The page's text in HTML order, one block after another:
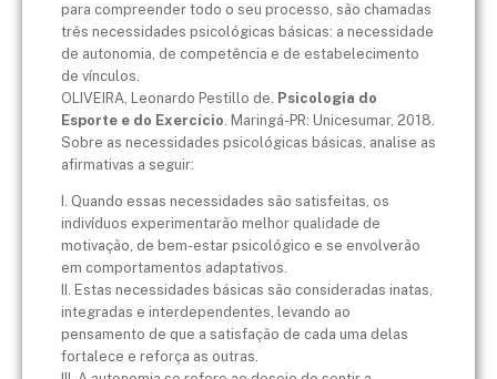
para compreender todo o seu processo, são chamadas
três necessidades psicológicas básicas: a necessidade
de autonomia, de competência e de estabelecimento
de vínculos.
OLIVEIRA, Leonardo Pestillo de. Psicologia do
Esporte e do Exercício. Maringá-PR: Unicesumar, 2018.
Sobre as necessidades psicológicas básicas, analise as
afirmativas a seguir:
I. Quando essas necessidades são satisfeitas, os
indivíduos experimentarão melhor qualidade de
motivação, de bem-estar psicológico e se envolverão
em comportamentos adaptativos.
II. Estas necessidades básicas são consideradas inatas,
integradas e interdependentes, levando ao
pensamento de que a satisfação de cada uma delas
fortalece e reforça as outras.